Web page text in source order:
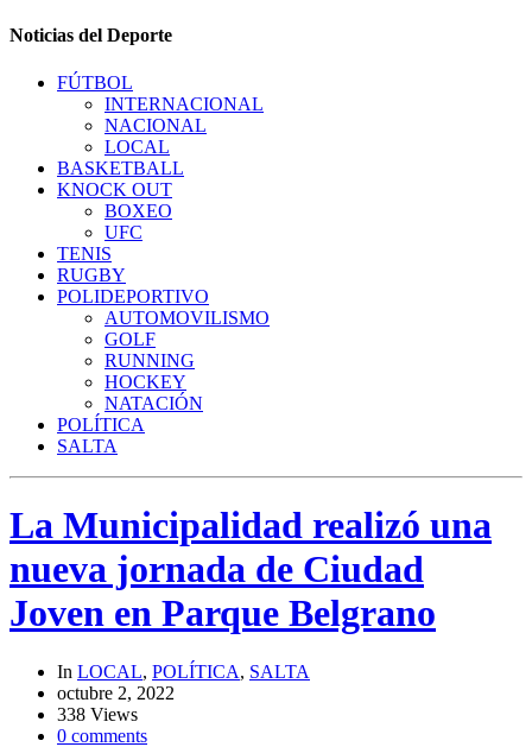
Noticias del Deporte
FÚTBOL
INTERNACIONAL
NACIONAL
LOCAL
BASKETBALL
KNOCK OUT
BOXEO
UFC
TENIS
RUGBY
POLIDEPORTIVO
AUTOMOVILISMO
GOLF
RUNNING
HOCKEY
NATACIÓN
POLÍTICA
SALTA
La Municipalidad realizó una
nueva jornada de Ciudad
Joven en Parque Belgrano
In LOCAL, POLÍTICA, SALTA
octubre 2, 2022
338 Views
0 comments